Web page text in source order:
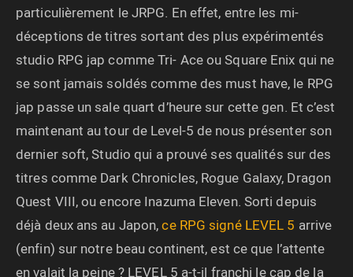
particulièrement le JRPG. En effet, entre les mi-
déceptions de titres sortant des plus expérimentés
studio RPG jap comme Tri- Ace ou Square Enix qui ne
se sont jamais soldés comme des must have, le RPG
jap passe un sale quart d’heure sur cette gen. Et c’est
maintenant au tour de Level-5 de nous présenter son
dernier soft, Studio qui a prouvé ses qualités sur des
titres comme Dark Chronicles, Rogue Galaxy, Dragon
Quest VIII, ou encore Inazuma Eleven. Sorti depuis
déjà deux ans au Japon,ce RPG signé LEVEL 5 arrive
(enfin) sur notre beau continent, est ce que l’attente
en valait la peine ? LEVEL 5 a-t-il franchi le cap de la